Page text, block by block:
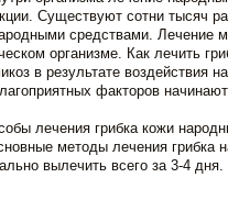
Существуют сотни тысяч
средствами. Лечение
организме. Как лечить
в результате воздействия
факторов
лечения грибка кожи
методы лечения
вылечить всего за 3-4 дня.